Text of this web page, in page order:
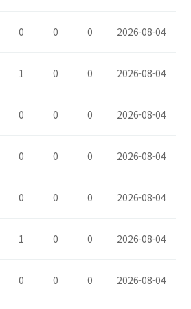
0 0 0 2026-08-04
1 0 0 2026-08-04
0 0 0 2026-08-04
0 0 0 2026-08-04
0 0 0 2026-08-04
1 0 0 2026-08-04
0 0 0 2026-08-04